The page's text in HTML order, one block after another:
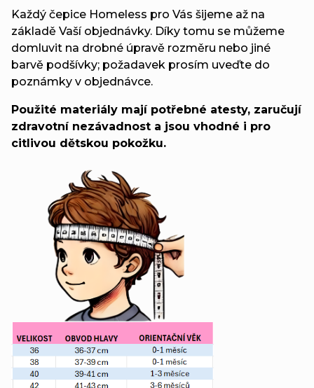
Každý čepice Homeless pro Vás šijeme až na
základě Vaší objednávky. Díky tomu se můžeme
domluvit na drobné úpravě rozměru nebo jiné
barvě podšívky; požadavek prosím uveďte do
poznámky v objednávce.
Použité materiály mají potřebné atesty, zaručují
zdravotní nezávadnost a jsou vhodné i pro
citlivou dětskou pokožku.